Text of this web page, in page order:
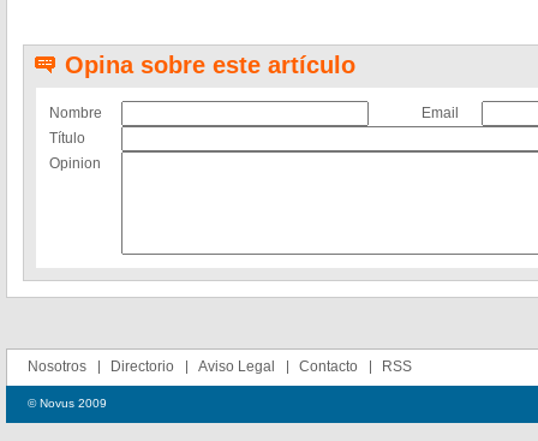
Opina sobre este artículo
Nombre
Email
Título
Opinion
Nosotros Directorio Aviso Legal Contacto RSS
© Novus 2009